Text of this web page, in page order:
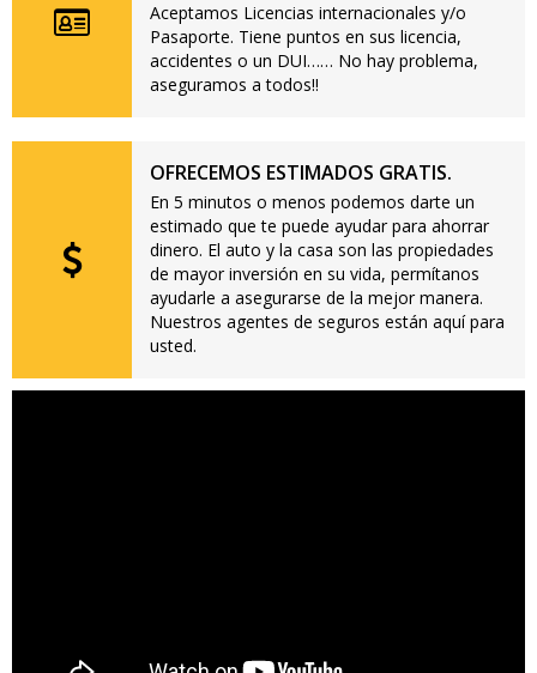
Aceptamos Licencias internacionales y/o
Pasaporte. Tiene puntos en sus licencia,
accidentes o un DUI…… No hay problema,
aseguramos a todos!!
OFRECEMOS ESTIMADOS GRATIS.
En 5 minutos o menos podemos darte un
estimado que te puede ayudar para ahorrar
dinero. El auto y la casa son las propiedades
de mayor inversión en su vida, permítanos
ayudarle a asegurarse de la mejor manera.
Nuestros agentes de seguros están aquí para
usted.